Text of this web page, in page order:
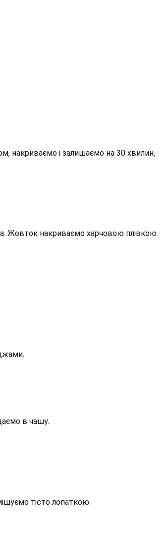
накриваємо і залишаємо на 30 хвилин,
Жовток накриваємо харчовою плівкою.
в чашу.
тісто лопаткою.